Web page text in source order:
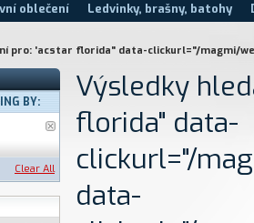
oblečení Ledvinky, brašny, batohy
pro: 'acstar florida" data-clickurl="/magmi/
Výsledky
florida" data-
clickurl="/
data-
BY:
Clear All